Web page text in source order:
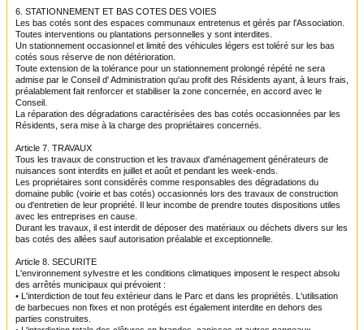
6. STATIONNEMENT ET BAS COTES DES VOIES
Les bas cotés sont des espaces communaux entretenus et gérés par l'Association.
Toutes interventions ou plantations personnelles y sont interdites.
Un stationnement occasionnel et limité des véhicules légers est toléré sur les bas
cotés sous réserve de non détérioration.
Toute extension de la tolérance pour un stationnement prolongé répété ne sera
admise par le Conseil d' Administration qu'au profit des Résidents ayant, à leurs frais,
préalablement fait renforcer et stabiliser la zone concernée, en accord avec le
Conseil.
La réparation des dégradations caractérisées des bas cotés occasionnées par les
Résidents, sera mise à la charge des propriétaires concernés.
Article 7. TRAVAUX
Tous les travaux de construction et les travaux d'aménagement générateurs de
nuisances sont interdits en juillet et août et pendant les week-ends.
Les propriétaires sont considérés comme responsables des dégradations du
domaine public (voirie et bas cotés) occasionnés lors des travaux de construction
ou d'entretien de leur propriété. Il leur incombe de prendre toutes dispositions utiles
avec les entreprises en cause.
Durant les travaux, il est interdit de déposer des matériaux ou déchets divers sur les
bas cotés des allées sauf autorisation préalable et exceptionnelle.
Article 8. SECURITE
L'environnement sylvestre et les conditions climatiques imposent le respect absolu
des arrêtés municipaux qui prévoient :
• L'interdiction de tout feu extérieur dans le Parc et dans les propriétés.
L 'utilisation
de barbecues non fixes et non protégés est également interdite en dehors des
parties construites